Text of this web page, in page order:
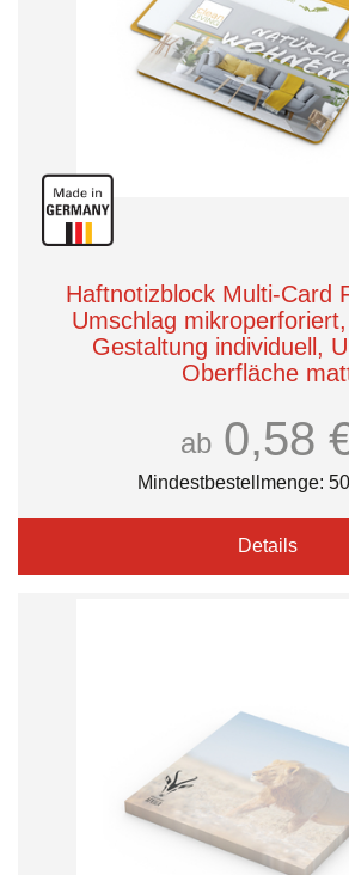
Haftnotizblock Multi-Card
Umschlag
Gestaltung individuell,
Oberfläche
ab 0,58
Mindestbestellmenge:
Details